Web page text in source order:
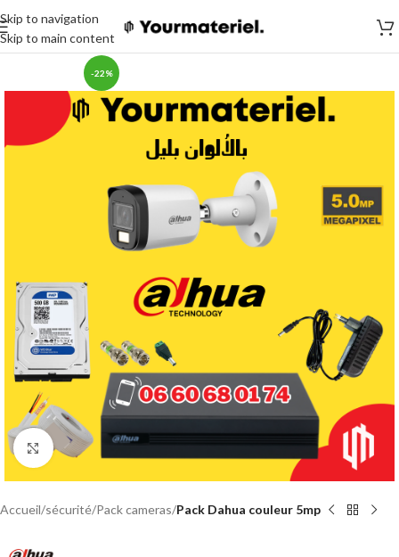
Skip to navigation
Skip to main content
-22%
Click to enlarge
Accueil sécurité Pack cameras Pack Dahua couleur 5mp